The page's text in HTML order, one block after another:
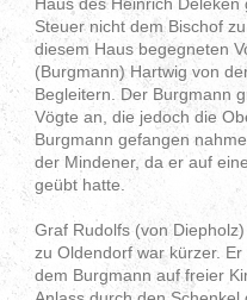
Haus des Heinrich
Steuer nicht dem Bischof
diesem Haus begegneten
(Burgmann) Hartwig von
Begleitern. Der Burgmann
Vögte an, die jedoch die
Burgmann gefangen
der Mindener, da er auf
geübt hatte.
Graf Rudolfs (von
zu Oldendorf war kürzer.
dem Burgmann auf freier